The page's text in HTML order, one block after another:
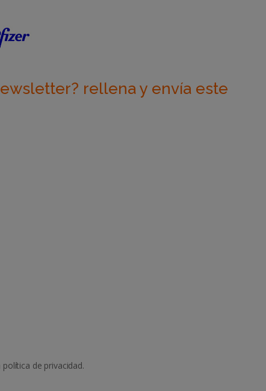
rellena y envía este
de privacidad.